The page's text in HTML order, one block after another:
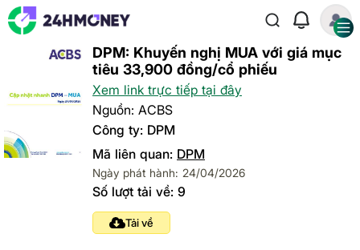
DPM: Khuyến nghị MUA với giá mục
tiêu 33,900 đồng/cổ phiếu
Xem link trực tiếp tại đây
Nguồn: ACBS
Công ty: DPM
Mã liên quan: DPM
Ngày phát hành: 24/04/2026
Số lượt tải về: 9
Tải về